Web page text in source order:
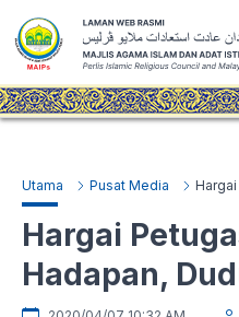
Utama Pusat Media
Hargai
Hadapan,